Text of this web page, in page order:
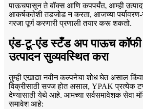
पाऊचपासून ते बॉक्स आणि कपपर्यंत, आम्ही
आकर्षकतेशी तडजोड न करता, आजच्या पर्यावरण-
गरजा पूर्ण करणारी प्रणाली तयार करू शकतो.
एंड-टू-एंड स्टँड अप पाऊच कॉफी
उत्पादन सुव्यवस्थित करा
तुम्ही एखाद्या नवीन कल्पनेचा शोध घेत असाल
विक्रीसाठी सज्ज होत असाल, YPAK प्रत्येक
देण्यासाठी येथे आहे. आमच्या सर्वसमावेशक सेवा
समावेश आहे: